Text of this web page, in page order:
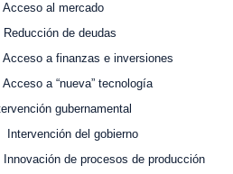
deudas
e inversiones
tecnología
gubernamental
gobierno
de producción